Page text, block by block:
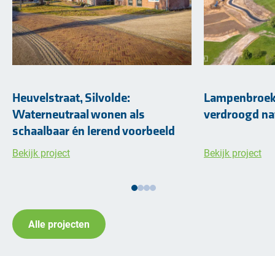
Heuvelstraat, Silvolde:
Waterneutraal wonen als
schaalbaar én lerend voorbeeld
Bekijk project
verdroogd
Bekijk project
Alle projecten